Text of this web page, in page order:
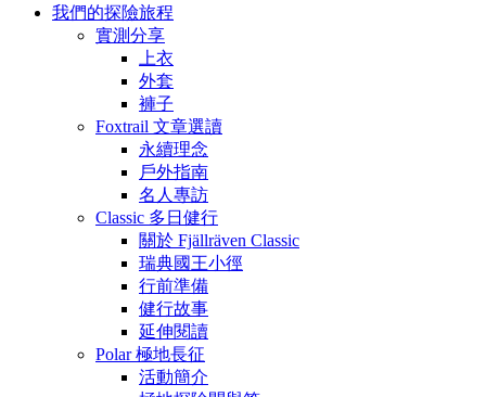
我們的探險旅程
實測分享
上衣
外套
褲子
Foxtrail 文章選讀
永續理念
戶外指南
名人專訪
Classic 多日健行
關於 Fjällräven Classic
瑞典國王小徑
行前準備
健行故事
延伸閱讀
Polar 極地長征
活動簡介